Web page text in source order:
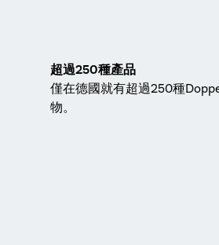
超過250種產品
僅在德國就有超過250種
物。